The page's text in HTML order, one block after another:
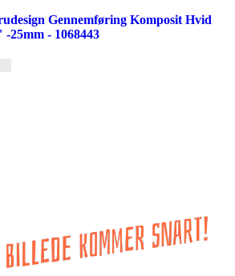
Gennemføring Komposit Hvid
-25mm - 1068443